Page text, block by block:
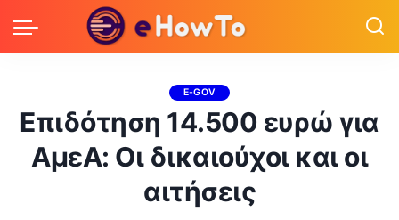
E-GOV
Επιδότηση 14.500 ευρώ για
ΑμεΑ: Οι δικαιούχοι και οι
αιτήσεις